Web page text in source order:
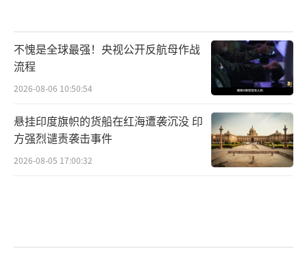
此前难以想象的历史性事件。如今就连西方观
察家也在担心，随着洲际导弹首次投入实战，
距离未来的核战争爆发还有多远？（责任编辑：许
不愧是全球最强！央视公开反航母作战
流程
2026-08-06 10:50:54
悬挂印度旗帜的货船在红海遭袭沉没 印
方强烈谴责袭击事件
2026-08-05 17:00:32